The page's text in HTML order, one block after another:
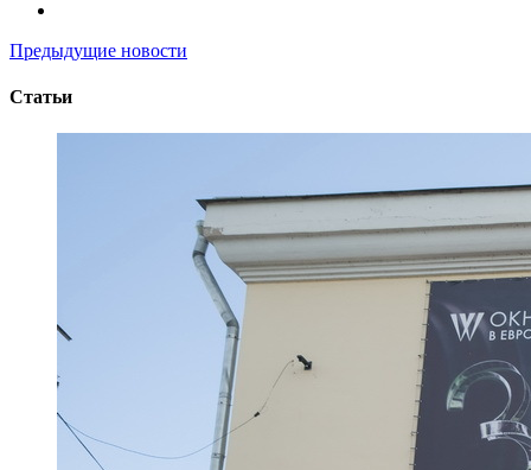
Предыдущие новости
Статьи